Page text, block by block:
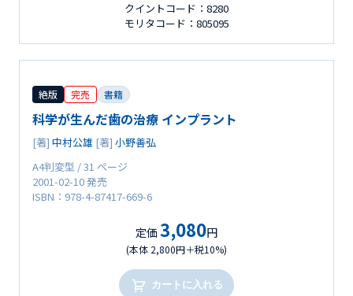
クイントコード：8280
モリタコード：805095
絶版 完売 書籍
科学が生んだ歯の治療 インプラント
[著] 中村公雄 [著] 小野善弘
A4判変型 / 31 ページ
2001-02-10 発売
ISBN：978-4-87417-669-6
定価 3,080円
(本体 2,800円＋税10%)
カートに入れる